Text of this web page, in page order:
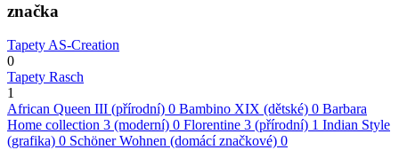
značka
Tapety AS-Creation
0
Tapety Rasch
1
African Queen III (přírodní) 0 Bambino XIX (dětské) 0 Barbara
Home collection 3 (moderní) 0 Florentine 3 (přírodní) 1 Indian Style
(grafika) 0 Schöner Wohnen (domácí značkové) 0